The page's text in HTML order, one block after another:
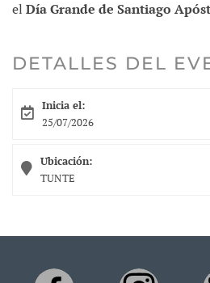
el Día Grande de Santiago
DETALLES DEL
Inicia el:
25/07/2026
Ubicación:
TUNTE